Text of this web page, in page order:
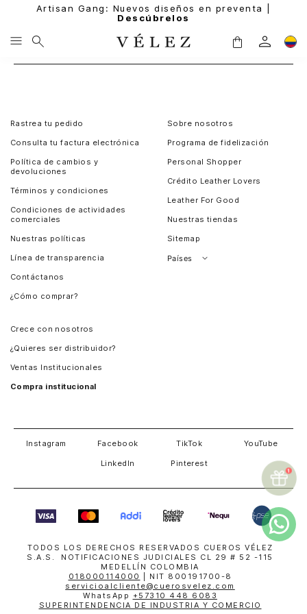
Artisan Gang: Nuevos diseños en preventa |
Descúbrelos
Rastrea tu pedido
Consulta tu factura electrónica
Política de cambios y
devoluciones
Términos y condiciones
Condiciones de actividades
comerciales
Nuestras políticas
Línea de transparencia
Contáctanos
¿Cómo comprar?
Sobre nosotros
Programa de fidelización
Personal Shopper
Crédito Leather Lovers
Leather For Good
Nuestras tiendas
Sitemap
Países
Crece con nosotros
¿Quieres ser distribuidor?
Ventas Institucionales
Compra institucional
Instagram Facebook TikTok YouTube
LinkedIn Pinterest
TODOS LOS DERECHOS RESERVADOS CUEROS VÉLEZ
S.A.S. NOTIFICACIONES JUDICIALES CL 29 # 52 -115
MEDELLÍN COLOMBIA
018000114000
| NIT 800191700-8
servicioalcliente@cuerosvelez.com
WhatsApp +57310 448 6083
SUPERINTENDENCIA DE INDUSTRIA Y COMERCIO